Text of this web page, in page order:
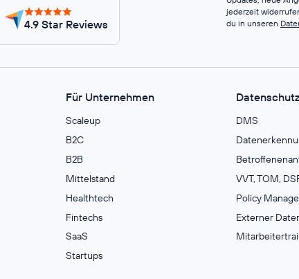
4.9 Star Reviews
jederzeit
du in unseren
Für Unternehmen
Scaleup
B2C
B2B
Mittelstand
Healthtech
Fintechs
SaaS
Startups
Datenschutz
DMS
VVT, TOM,
Policy
Externer